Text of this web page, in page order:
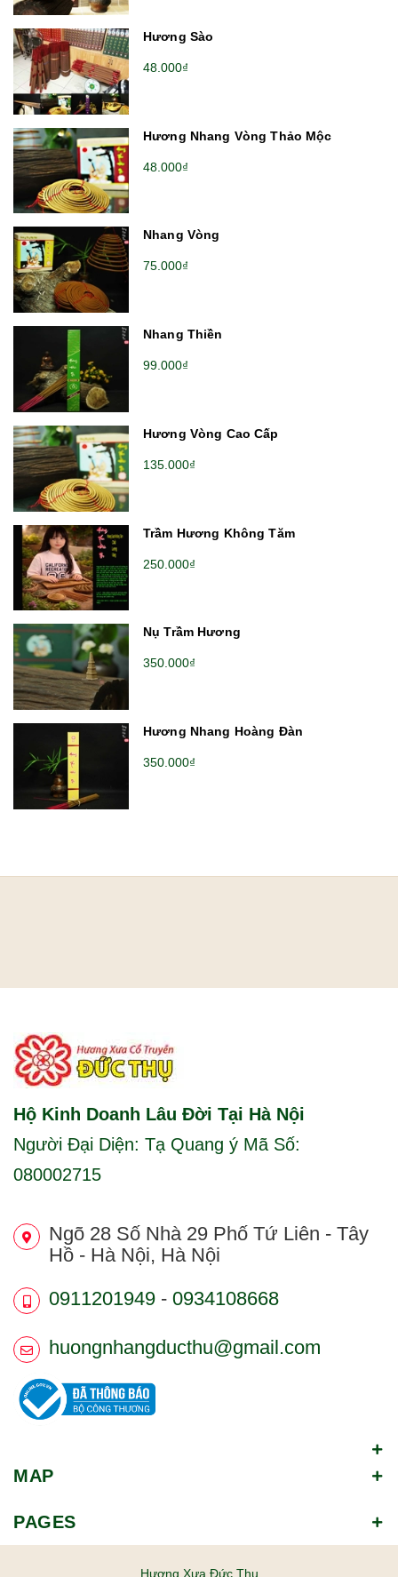
Hương Sào
48.000₫
Hương Nhang Vòng Thảo Mộc
48.000₫
Nhang Vòng
75.000₫
Nhang Thiền
99.000₫
Hương Vòng Cao Cấp
135.000₫
Trầm Hương Không Tăm
250.000₫
Nụ Trầm Hương
350.000₫
Hương Nhang Hoàng Đàn
350.000₫
Hộ Kinh Doanh Lâu Đời Tại Hà Nội
Người Đại Diện: Tạ Quang ý Mã Số:
080002715
Ngõ 28 Số Nhà 29 Phố Tứ Liên - Tây
Hồ - Hà Nội, Hà Nội
0911201949 - 0934108668
huongnhangducthu@gmail.com
MAP
PAGES
Hương Xưa Đức Thu